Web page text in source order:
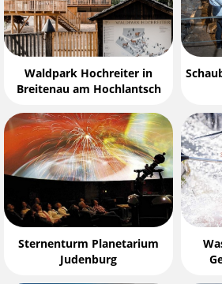
Waldpark Hochreiter in
Breitenau am Hochlantsch
Sternenturm Planetarium
Judenburg